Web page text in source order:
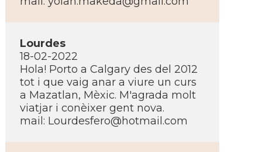
Lourdes
18-02-2022
Hola! Porto a Calgary des del 2012
tot i que vaig anar a viure un curs
a Mazatlan, Mèxic. M'agrada molt
viatjar i conèixer gent nova.
mail: Lourdesfero@hotmail.com